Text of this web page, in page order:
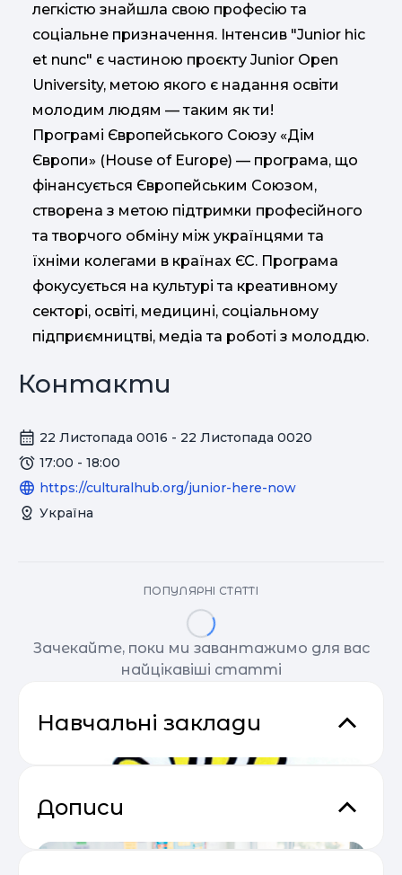
легкістю знайшла свою професію та
соціальне призначення. Iнтенсив "Junior hic
et nunc" є частиною проєкту Junior Open
University, метою якого є надання освіти
молодим людям — таким як ти!
Програмі Європейського Союзу «Дім
Європи» (House of Europe) — програма, що
фінансується Європейським Союзом,
створена з метою підтримки професійного
та творчого обміну між українцями та
їхніми колегами в країнах ЄС. Програма
фокусується на культурі та креативному
секторі, освіті, медицині, соціальному
підприємництві, медіа та роботі з молоддю.
Контакти
22 Листопада 0016 - 22 Листопада 0020
17:00 - 18:00
https://culturalhub.org/junior-here-now
Україна
ПОПУЛЯРНІ СТАТТІ
Зачекайте, поки ми завантажимо для вас
найцікавіші статті
Навчальні заклади
Дописи